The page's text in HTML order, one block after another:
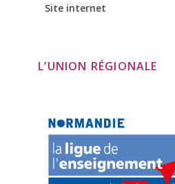
Site internet
L’UNION RÉGIONALE